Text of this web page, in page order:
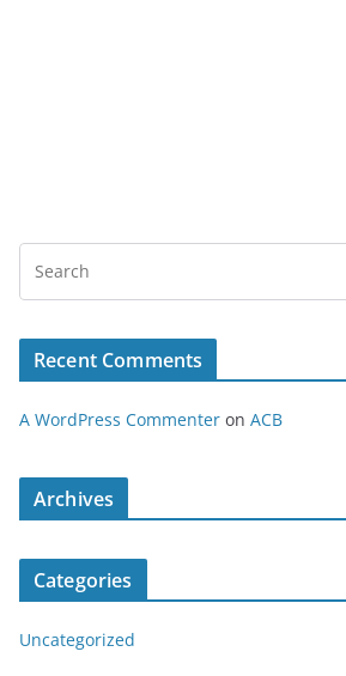
Recent Comments
A WordPress Commenter on ACB
Archives
Categories
Uncategorized